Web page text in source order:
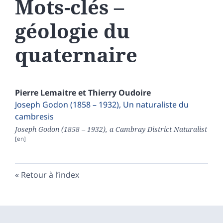
Mots-clés –
géologie du
quaternaire
Pierre LemaitreetThierry Oudoire
Joseph Godon (1858 – 1932), Un naturaliste du
cambresis
Joseph Godon (1858 – 1932), a Cambray District Naturalist
Retour à l’index